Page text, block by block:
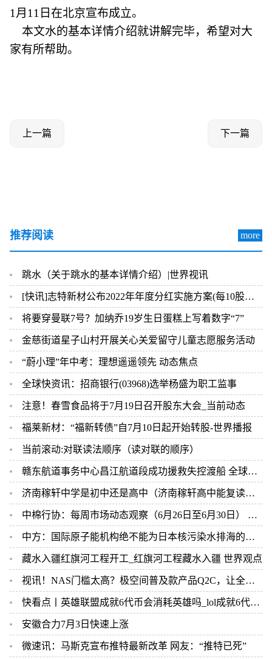
1月11日在北京宣布成立。
本文水的基本详情介绍就讲解完毕，希望对大
家有所帮助。
上一篇 下一篇
推荐阅读 more
跳水（关于跳水的基本详情介绍）|世界视讯
[快讯]志特新材公布2022年年度分红实施方案(每10股转增5股) 当前热议
将要穿曼联7号？加纳乔19岁生日蛋糕上写着数字“7”
金慈街道星子山村开展关心关爱留守儿童志愿服务活动
“蔚小理”年中考：理想遥遥领先 动态焦点
全球快资讯：招商银行(03968)选举杨盛为职工监事
注意！春雪食品将于7月19日召开股东大会_当前动态
福莱新材：“福新转债”自7月10日起开始转股-世界播报
当前滚动:对联读法顺序（读对联的顺序）
赣东航道事务中心昌江航道段成功援救失控渡船 全球视讯
济南稼轩中学是初中还是高中（济南稼轩高中能复读吗）
中棉行协：每周市场动态观察（6月26日至6月30日） 即时焦点
中方：国际原子能机构绝不能为日本核污染水排海的错误行径背书 全球新消息
藏水入疆红旗河工程开工_红旗河工程藏水入疆 世界观点
视讯！NAS门槛太高？极空间普及款产品Q2C，让全家人都可以实现数据存储自由
快看点丨英雄联盟成就6代币会消耗英雄吗_lol成就6代币怎么用
安徽合力7月3日快速上涨
微速讯：马斯克宣布推特最新改革 网友：“推特已死”